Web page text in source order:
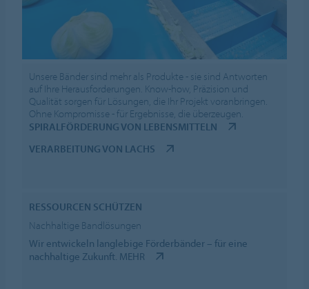
Unsere Bänder sind mehr als Produkte - sie sind Antworten
auf Ihre Herausforderungen. Know-how, Präzision und
Qualität sorgen für Lösungen, die Ihr Projekt voranbringen.
Ohne Kompromisse - für Ergebnisse, die überzeugen.
SPIRALFÖRDERUNG VON LEBENSMITTELN
VERARBEITUNG VON LACHS
RESSOURCEN SCHÜTZEN
Nachhaltige Bandlösungen
Wir entwickeln langlebige Förderbänder – für eine
nachhaltige Zukunft. MEHR